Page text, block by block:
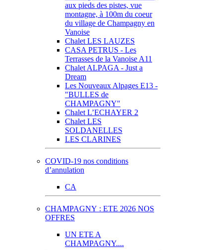
aux pieds des pistes, vue
montagne, à 100m du coeur
du village de Champagny en
Vanoise
Chalet LES LAUZES
CASA PETRUS - Les
Terrasses de la Vanoise A11
Chalet ALPAGA - Just a
Dream
Les Nouveaux Alpages E13 -
"BULLES de
CHAMPAGNY"
Chalet L’ECHAYER 2
Chalet LES
SOLDANELLES
LES CLARINES
COVID-19 nos conditions
d’annulation
CA
CHAMPAGNY : ETE 2026 NOS
OFFRES
UN ETE A
CHAMPAGNY....